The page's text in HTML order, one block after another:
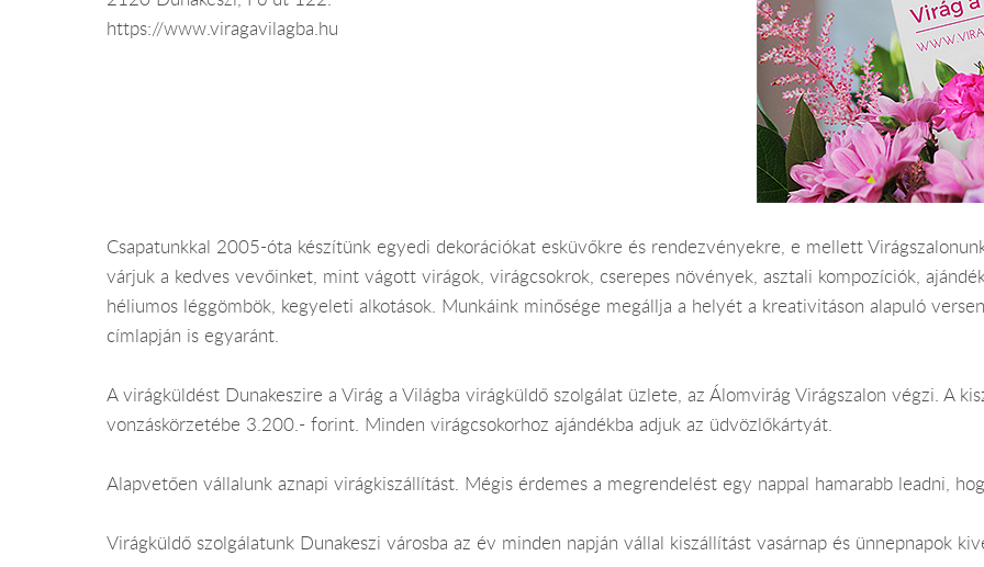
https://www.viragavilagba.hu
Csapatunkkal 2005-óta készítünk egyedi dekorációkat esküvőkre és rendezvényekre, e mellett
várjuk a kedves vevőinket, mint vágott virágok, virágcsokrok, cserepes növények, asztali kompozíciók,
héliumos léggömbök, kegyeleti alkotások. Munkáink minősége megállja a helyét a kreativitáson alapuló
címlapján is egyaránt.
A virágküldést Dunakeszire a Virág a Világba virágküldő szolgálat üzlete, az Álomvirág Virágszalon végzi. A
vonzáskörzetébe 3.200.- forint. Minden virágcsokorhoz ajándékba adjuk az üdvözlőkártyát.
Alapvetően vállalunk aznapi virágkiszállítást. Mégis érdemes a megrendelést egy nappal hamarabb leadni,
Virágküldő szolgálatunk Dunakeszi városba az év minden napján vállal kiszállítást vasárnap és ünnepnapok